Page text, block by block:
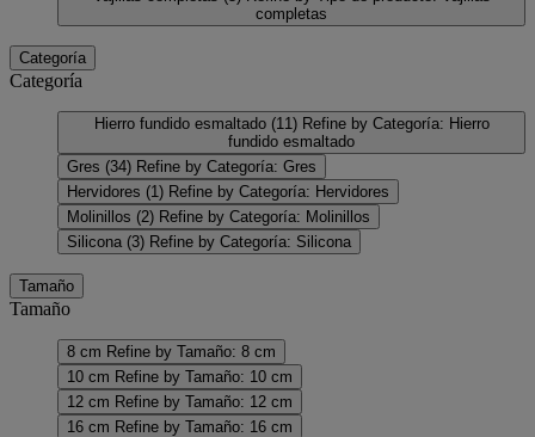
completas
Categoría
Categoría
Hierro fundido esmaltado (11) Refine by Categoría: Hierro
fundido esmaltado
Gres (34) Refine by Categoría: Gres
Hervidores (1) Refine by Categoría: Hervidores
Molinillos (2) Refine by Categoría: Molinillos
Silicona (3) Refine by Categoría: Silicona
Tamaño
Tamaño
8 cm Refine by Tamaño: 8 cm
10 cm Refine by Tamaño: 10 cm
12 cm Refine by Tamaño: 12 cm
16 cm Refine by Tamaño: 16 cm